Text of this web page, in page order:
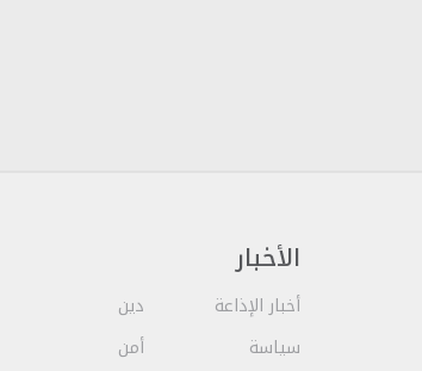
الأخبار
أخبار الإذاعة
سياسة
دين
أمن